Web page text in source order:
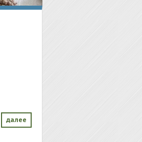
далее